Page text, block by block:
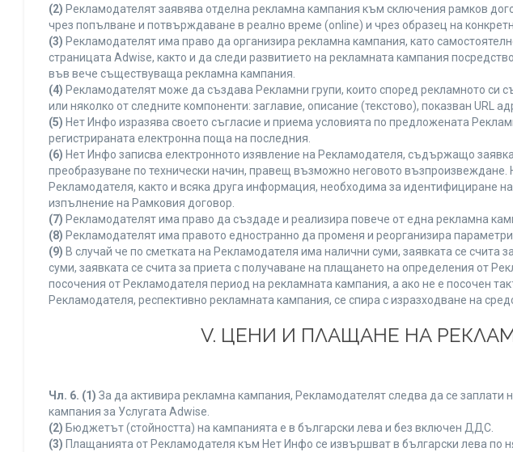
(2) Рекламодателят заявява отделна рекламна кампания към сключения рамков
чрез попълване и потвърждаване в реално време (online) и чрез образец на
(3) Рекламодателят има право да организира рекламна кампания, като
страницата Adwise, както и да следи развитието на рекламната кампания
във вече съществуваща рекламна кампания.
(4) Рекламодателят може да създава Рекламни групи, които според рекламното си
или няколко от следните компоненти: заглавие, описание (текстово), показван URL
(5) Нет Инфо изразява своето съгласие и приема условията по предложената
регистрираната електронна поща на последния.
(6) Нет Инфо записва електронното изявление на Рекламодателя, съдържащо
преобразуване по технически начин, правещ възможно неговото
Рекламодателя, както и всяка друга информация, необходима за идентифициране
изпълнение на Рамковия договор.
(7) Рекламодателят има право да създаде и реализира повече от една рекламна
(8) Рекламодателят има правото едностранно да променя и реорганизира
(9) В случай че по сметката на Рекламодателя има налични суми, заявката се
суми, заявката се счита за приета с получаване на плащането на определения от
посочения от Рекламодателя период на рекламната кампания, а ако не е посочен
Рекламодателя, респективно рекламната кампания, се спира с изразходване на
V. ЦЕНИ И ПЛАЩАНЕ НА
Чл. 6. (1) За да активира рекламна кампания, Рекламодателят следва да се
кампания за Услугата Adwise.
(2) Бюджетът (стойността) на кампанията е в български лева и без включен ДДС.
(3) Плащанията от Рекламодателя към Нет Инфо се извършват в български лева по